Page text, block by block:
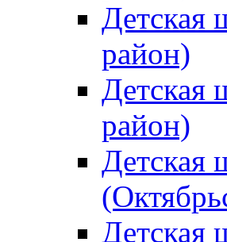
Детская
район)
Детская
район)
Детская
Детская